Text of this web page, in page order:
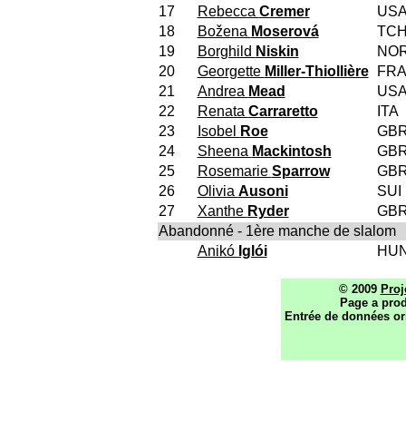
17
Rebecca Cremer
18
Božena Moserová
19
Borghild Niskin
20
Georgette Miller-Thiollière
FRA
21
Andrea Mead
22
Renata Carraretto
ITA
23
Isobel Roe
24
Sheena Mackintosh
25
Rosemarie Sparrow
26
Olivia Ausoni
SUI
27
Xanthe Ryder
Abandonné - 1ère manche de slalom
Anikó Iglói
© 2009
Page a
Entrée de données